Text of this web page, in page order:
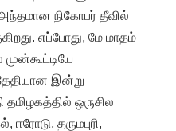
நிகோபர் தீவில்
எப்போது, மே மாதம்
இன்று
ஒருசில
தருமபுரி,